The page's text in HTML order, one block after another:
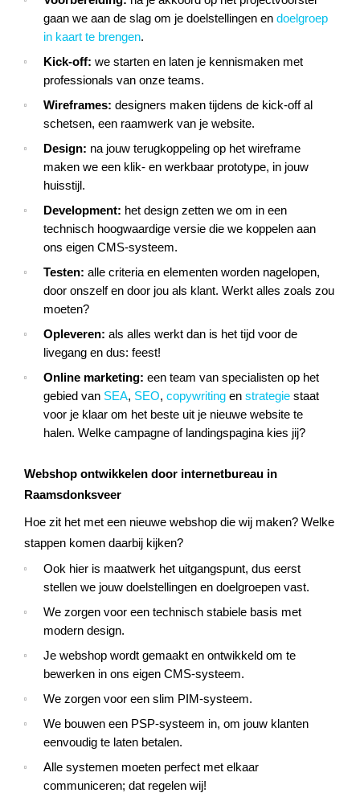
gaan we aan de slag om je doelstellingen en doelgroep
in kaart te brengen.
Kick-off: we starten en laten je kennismaken met
professionals van onze teams.
Wireframes: designers maken tijdens de kick-off al
schetsen, een raamwerk van je website.
Design: na jouw terugkoppeling op het wireframe
maken we een klik- en werkbaar prototype, in jouw
huisstijl.
Development: het design zetten we om in een
technisch hoogwaardige versie die we koppelen aan
ons eigen CMS-systeem.
Testen: alle criteria en elementen worden nagelopen,
door onszelf en door jou als klant. Werkt alles zoals zou
moeten?
Opleveren: als alles werkt dan is het tijd voor de
livegang en dus: feest!
Online marketing: een team van specialisten op het
gebied van SEA, SEO, copywriting en strategie staat
voor je klaar om het beste uit je nieuwe website te
halen. Welke campagne of landingspagina kies jij?
Webshop ontwikkelen door internetbureau in
Raamsdonksveer
Hoe zit het met een nieuwe webshop die wij maken? Welke
stappen komen daarbij kijken?
Ook hier is maatwerk het uitgangspunt, dus eerst
stellen we jouw doelstellingen en doelgroepen vast.
We zorgen voor een technisch stabiele basis met
modern design.
Je webshop wordt gemaakt en ontwikkeld om te
bewerken in ons eigen CMS-systeem.
We zorgen voor een slim PIM-systeem.
We bouwen een PSP-systeem in, om jouw klanten
eenvoudig te laten betalen.
Alle systemen moeten perfect met elkaar
communiceren; dat regelen wij!